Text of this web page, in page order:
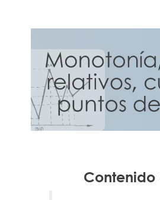
Contenido